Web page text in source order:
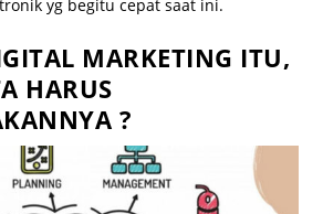
yg begitu cepat saat ini.
MARKETING ITU,
HARUS
?